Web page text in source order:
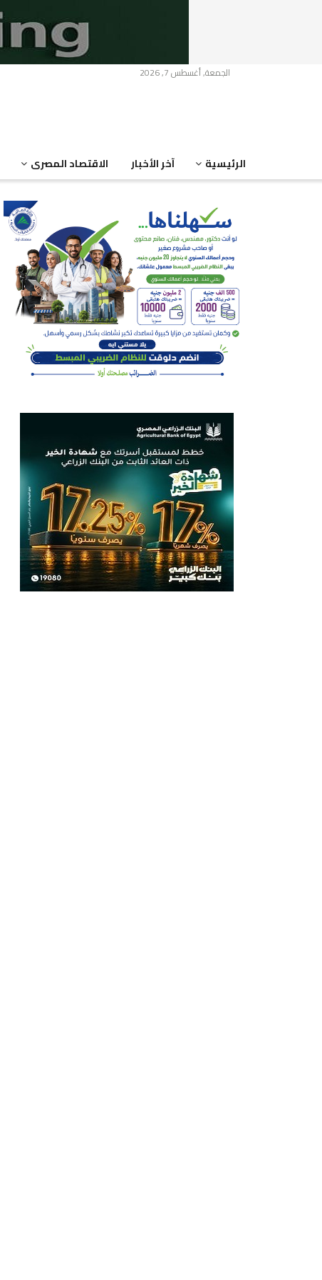
الجمعة, أغسطس 7, 2026
الرئيسية آخر الأخبار الاقتصاد المصرى